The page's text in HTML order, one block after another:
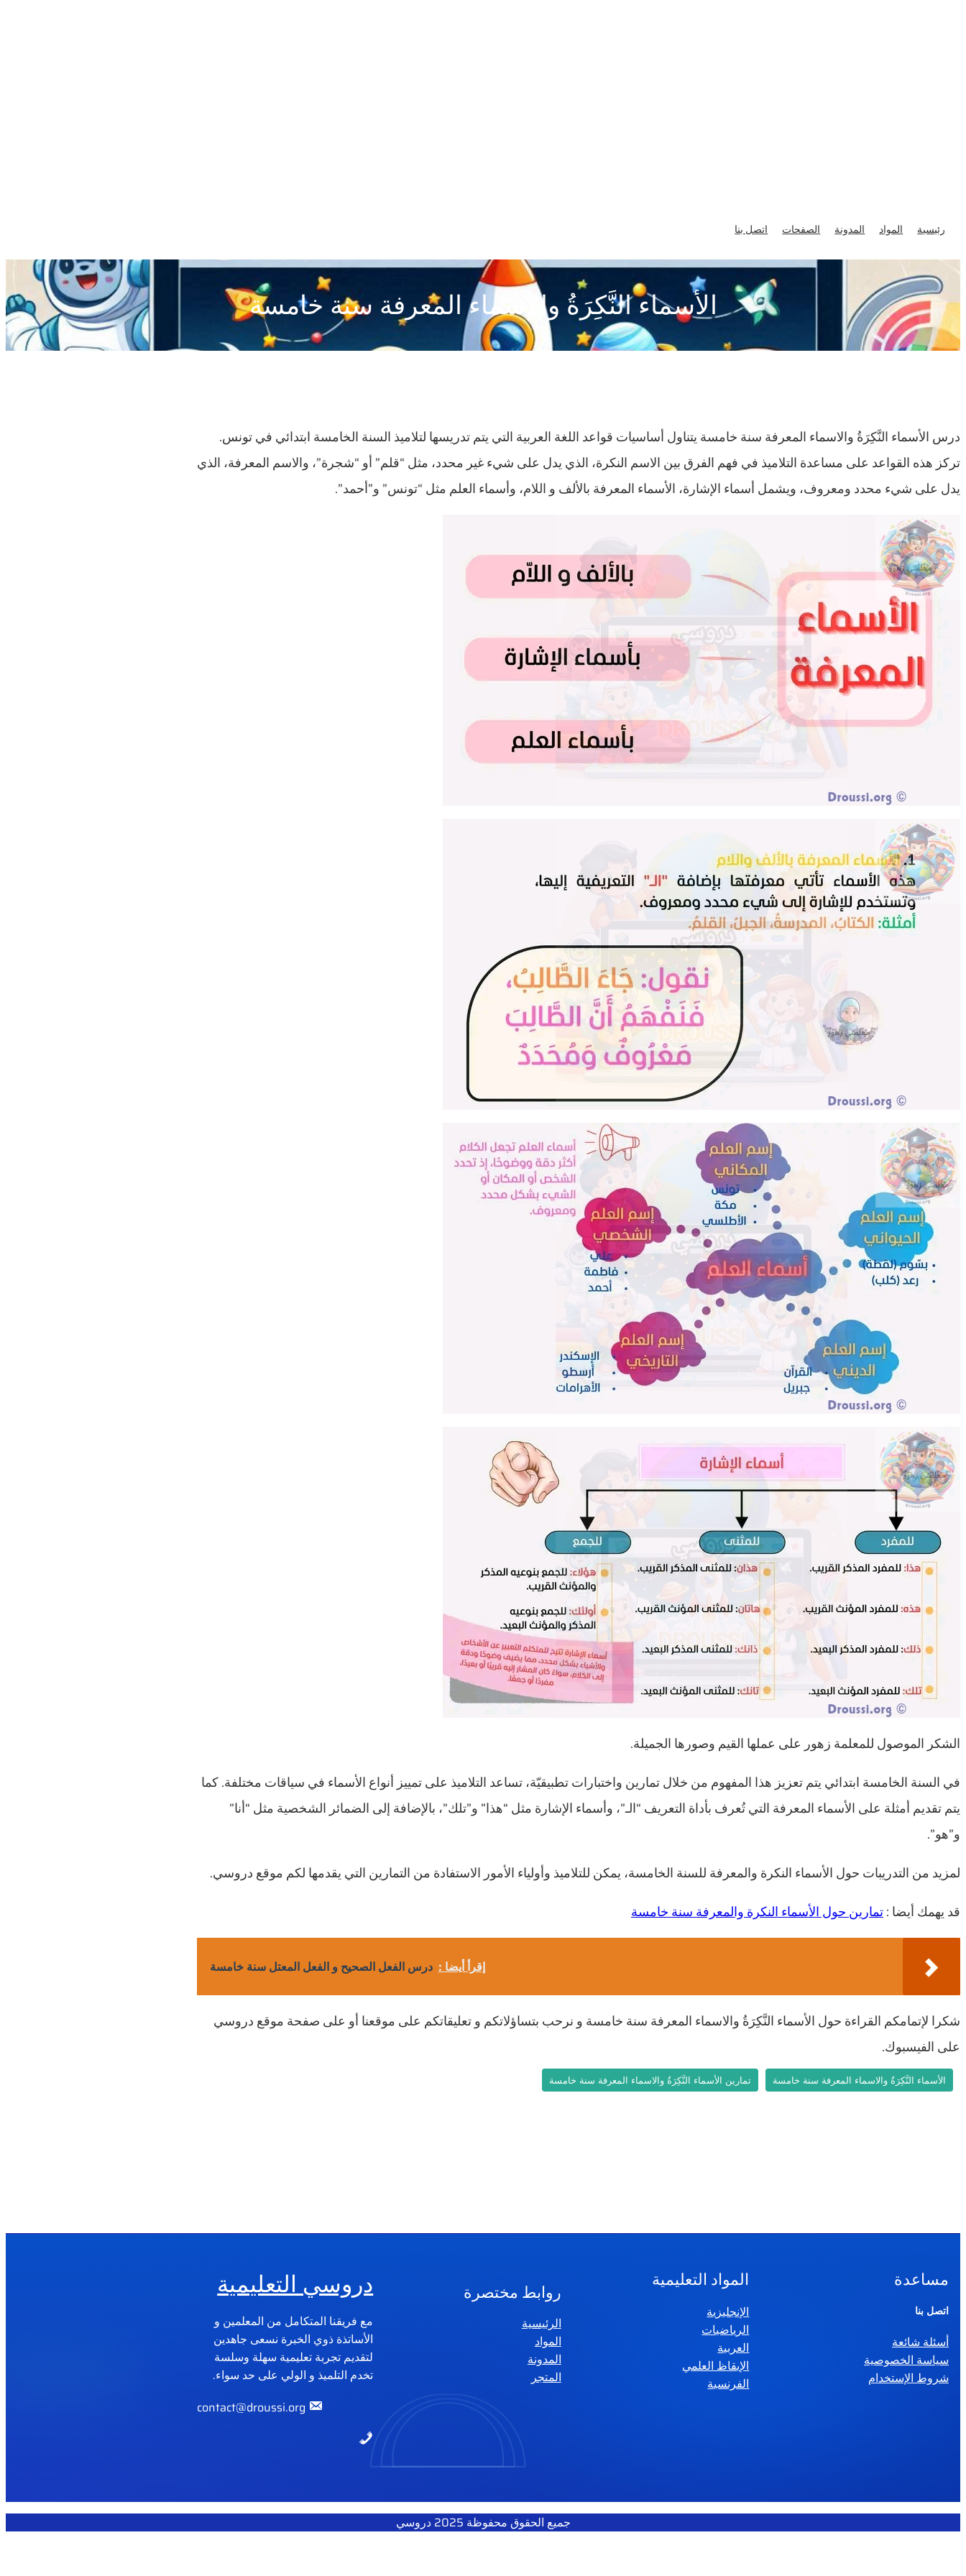
رئيسية المواد المدونة الصفحات اتصل بنا
الأسماء النَّكِرَةُ والاسماء المعرفة سنة خامسة
درس الأسماء النَّكِرَةُ والاسماء المعرفة سنة خامسة يتناول أساسيات قواعد اللغة العربية التي يتم تدريسها لتلاميذ السنة الخامسة ابتدائي في تونس.
تركز هذه القواعد على مساعدة التلاميذ في فهم الفرق بين الاسم النكرة، الذي يدل على شيء غير محدد، مثل “قلم” أو “شجرة”، والاسم المعرفة، الذي
يدل على شيء محدد ومعروف، ويشمل أسماء الإشارة، الأسماء المعرفة بالألف و اللام، وأسماء العلم مثل “تونس” و”أحمد”.
الشكر الموصول للمعلمة زهور على عملها القيم وصورها الجميلة.
في السنة الخامسة ابتدائي يتم تعزيز هذا المفهوم من خلال تمارين واختبارات تطبيقيّة، تساعد التلاميذ على تمييز أنواع الأسماء في سياقات مختلفة. كما
يتم تقديم أمثلة على الأسماء المعرفة التي تُعرف بأداة التعريف “الـ”، وأسماء الإشارة مثل “هذا” و”تلك”، بالإضافة إلى الضمائر الشخصية مثل “أنا”
و”هو”.
لمزيد من التدريبات حول الأسماء النكرة والمعرفة للسنة الخامسة، يمكن للتلاميذ وأولياء الأمور الاستفادة من التمارين التي يقدمها لكم موقع دروسي.
قد يهمك أيضا :تمارين حول الأسماء النكرة والمعرفة سنة خامسة
إقرأ أيضا : درس الفعل الصحيح و الفعل المعتل سنة خامسة
شكرا لإتمامكم القراءة حول الأسماء النَّكِرَةُ والاسماء المعرفة سنة خامسة و نرحب بتساؤلاتكم و تعليقاتكم على موقعنا أو على صفحة موقع دروسي
على الفيسبوك.
الأسماء النَّكِرَةُ والاسماء المعرفة سنة خامسة تمارين الأسماء النَّكِرَةُ والاسماء المعرفة سنة خامسة
مساعدة
اتصل بنا
أسئلة شائعة
سياسة الخصوصية
شروط الإستخدام
المواد التعليمية
الإنجليزية
الرياضيات
العربية
الإيقاظ العلمي
الفرنسية
روابط مختصرة
الرئيسية
المواد
المدونة
المتجر
دروسي التعليمية
مع فريقنا المتكامل من المعلمين و
الأساتذة ذوي الخبرة نسعى جاهدين
لتقديم تجربة تعليمية سهلة وسلسة
تخدم التلميذ و الولي على حد سواء.
جميع الحقوق محفوظة 2025 دروسي